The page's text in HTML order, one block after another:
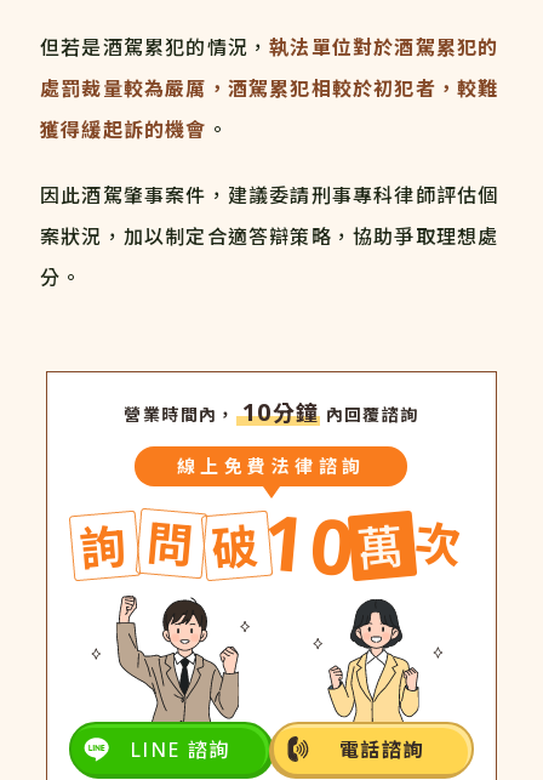
但若是酒駕累犯的情況，執法單位對於酒駕累犯的
處罰裁量較為嚴厲，酒駕累犯相較於初犯者，較難
獲得緩起訴的機會 。
因此酒駕肇事案件，建議委請刑事專科律師評估個
案狀況，加以制定合適答辯策略，協助爭取理想處
分。
營業時間內， 10分鐘 內回覆諮詢
線上免費法律諮詢
詢 問 破10萬次
LINE 諮詢 電話諮詢